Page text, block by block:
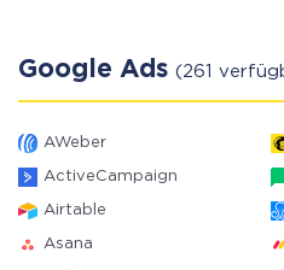
Google Ads (261
AWeber
ActiveCampaign
Airtable
Asana